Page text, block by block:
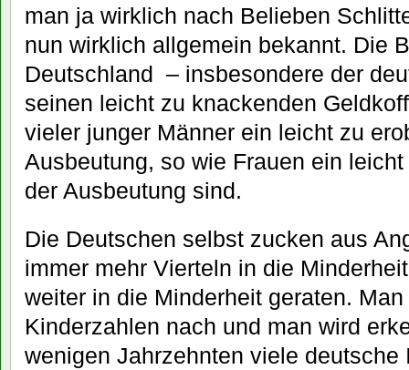
man ja wirklich nach Belieben
nun wirklich allgemein bekannt. Die
Deutschland – insbesondere der
seinen leicht zu knackenden
vieler junger Männer ein leicht zu
Ausbeutung, so wie Frauen ein
der Ausbeutung sind.
Die Deutschen selbst zucken aus
immer mehr Vierteln in die
weiter in die Minderheit geraten.
Kinderzahlen nach und man wird
wenigen Jahrzehnten viele deutsche